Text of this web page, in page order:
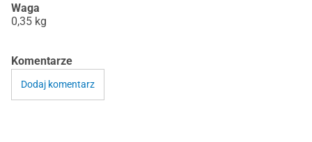
Waga
0,35 kg
Komentarze
Dodaj komentarz